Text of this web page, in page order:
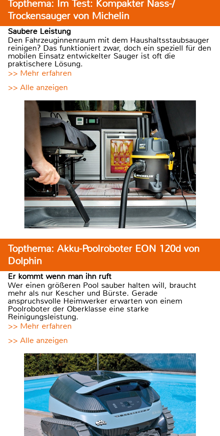
Topthema: Im Test: Kompakter Nass-/
Trockensauger von Michelin
Saubere Leistung
Den Fahrzeuginnenraum mit dem Haushaltsstaubsauger
reinigen? Das funktioniert zwar, doch ein speziell für den
mobilen Einsatz entwickelter Sauger ist oft die
praktischere Lösung.
>> Mehr erfahren
>> Alle anzeigen
Topthema: Akku-Poolroboter EON 120d von
Dolphin
Er kommt wenn man ihn ruft
Wer einen größeren Pool sauber halten will, braucht
mehr als nur Kescher und Bürste. Gerade
anspruchsvolle Heimwerker erwarten von einem
Poolroboter der Oberklasse eine starke
Reinigungsleistung.
>> Mehr erfahren
>> Alle anzeigen